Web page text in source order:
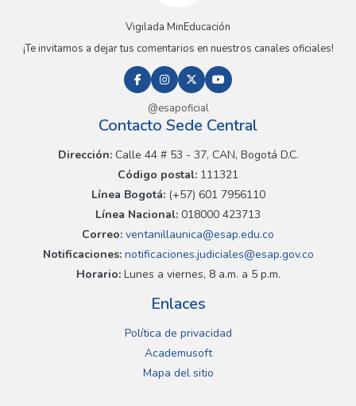
Vigilada MinEducación
¡Te invitamos a dejar tus comentarios en nuestros canales oficiales!
@esapoficial
Contacto Sede Central
Dirección:Calle 44 # 53 - 37, CAN, Bogotá D.C.
Código postal: 111321
Línea Bogotá:(+57) 601 7956110
Línea Nacional: 018000 423713
Correo: ventanillaunica@esap.edu.co
Notificaciones:notificaciones.judiciales@esap.gov.co
Horario:Lunes a viernes, 8 a.m. a 5 p.m.
Enlaces
Política de privacidad
Academusoft
Mapa del sitio